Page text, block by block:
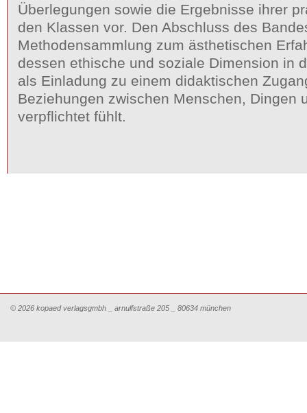
Überlegungen sowie die Ergebnisse ihrer
den Klassen vor. Den Abschluss des
Methodensammlung zum ästhetischen
dessen ethische und soziale Dimension in
als Einladung zu einem didaktischen
Beziehungen zwischen Menschen, Dingen
verpflichtet fühlt.
© 2026 kopaed verlagsgmbh _ arnulfstraße 205 _ 80634 münchen